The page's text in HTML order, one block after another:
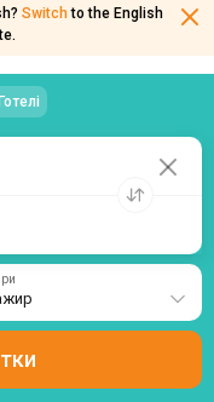
Switch to the English
Готелі